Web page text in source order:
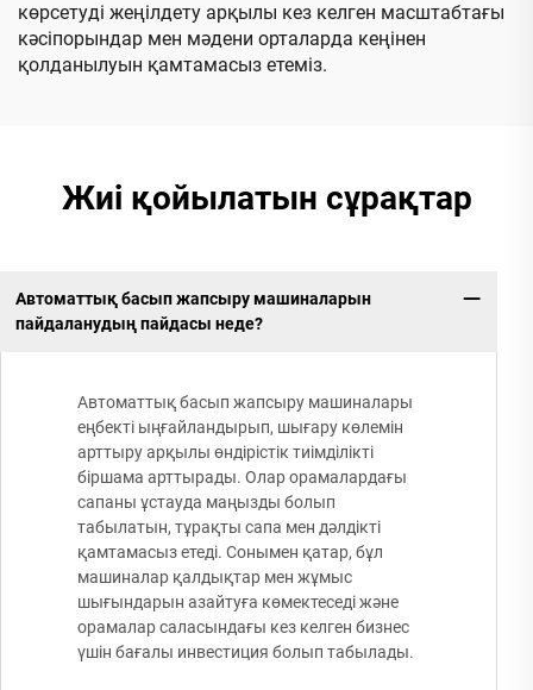
көрсетуді жеңілдету арқылы кез келген масштабтағы
кәсіпорындар мен мәдени орталарда кеңінен
қолданылуын қамтамасыз етеміз.
Жиі қойылатын сұрақтар
Автоматтық басып жапсыру машиналарын
пайдаланудың пайдасы неде?
Автоматтық басып жапсыру машиналары
еңбекті ыңғайландырып, шығару көлемін
арттыру арқылы өндірістік тиімділікті
біршама арттырады. Олар орамалардағы
сапаны ұстауда маңызды болып
табылатын, тұрақты сапа мен дәлдікті
қамтамасыз етеді. Сонымен қатар, бұл
машиналар қалдықтар мен жұмыс
шығындарын азайтуға көмектеседі және
орамалар саласындағы кез келген бизнес
үшін бағалы инвестиция болып табылады.